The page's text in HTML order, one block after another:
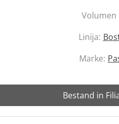
Volumen
Linija:
Marke:
Bestand in